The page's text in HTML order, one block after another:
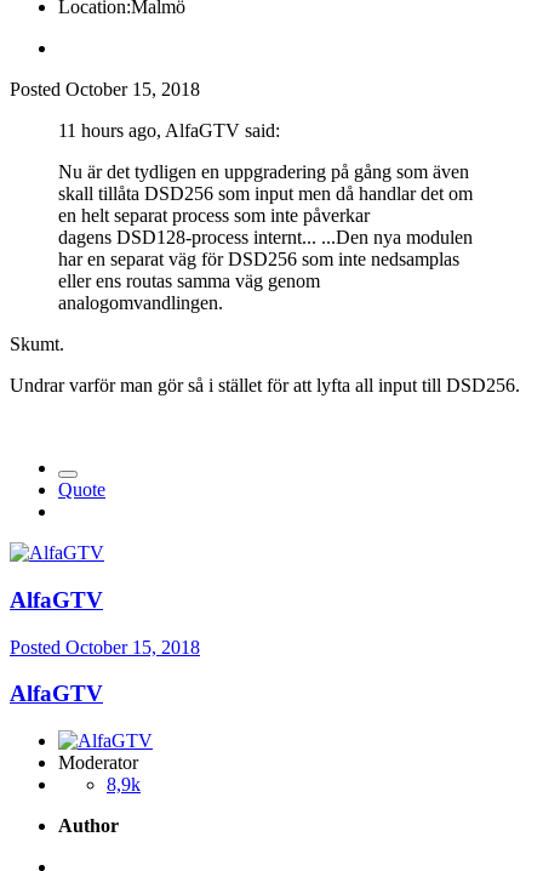
Location:Malmö
Posted October 15, 2018
11 hours ago, AlfaGTV said:
Nu ärdet tydligen en uppgradering på gång som även
skall tillåta DSD256 som input men då handlar det om
en helt separat process som inte påverkar
dagens DSD128-process internt... ...Den nya modulen
har en separat väg för DSD256 som inte nedsamplas
eller ens routas samma väg genom
analogomvandlingen.
Skumt.
Undrar varför man gör så i stället för att lyfta all input till DSD256.
Quote
AlfaGTV
Posted October 15, 2018
AlfaGTV
Moderator
8,9k
Author